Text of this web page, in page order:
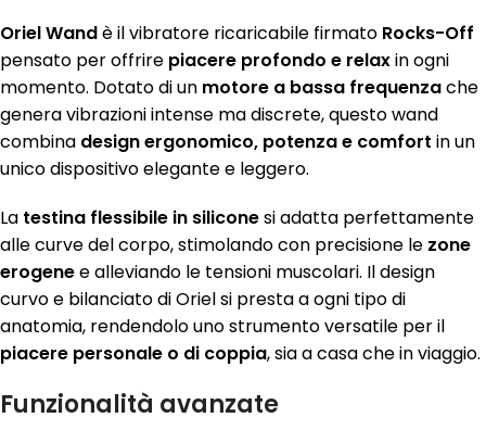
Oriel Wandè il vibratore ricaricabile firmato Rocks-Off
pensato per offrire piacere profondo e relaxin ogni
momento. Dotato di un motore a bassa frequenzache
genera vibrazioni intense ma discrete, questo wand
combina design ergonomico, potenza e comfort in un
unico dispositivo elegante e leggero.
La testina flessibile in siliconesi adatta perfettamente
alle curve del corpo, stimolando con precisione le zone
erogenee alleviando le tensioni muscolari. Il design
curvo e bilanciato di Oriel si presta a ogni tipo di
anatomia, rendendolo uno strumento versatile per il
piacere personale o di coppia, sia a casa che in viaggio.
Funzionalità avanzate